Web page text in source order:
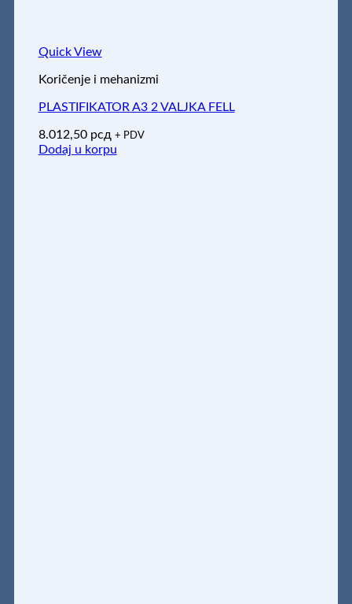
Quick View
Koričenje i mehanizmi
PLASTIFIKATOR A3 2 VALJKA FELL
8.012,50 рсд + PDV
Dodaj u korpu